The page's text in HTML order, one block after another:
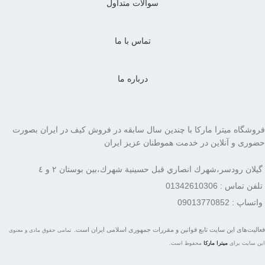
سوالات متداول
تماس با ما
درباره ما
فروشگاه میترا مارکا با چندین سال سابقه در فروش کیف در ایران بصورت
حضوری و آنلاین در خدمت هموطنان عزیز ایران
گيلان رودسر،شهرك انصاري قبل حسينية شهرك،بين بوستان ٢ و ٤
تلفن تماس : 01342610306
واتساپ : 09013770852
فعاليت‌های اين سايت تابع قوانين و مقررات جمهوری اسلامی ايران است. تمامی حقوق مادی و معنوی
این سایت برای میترا مارکا محفوظ است.